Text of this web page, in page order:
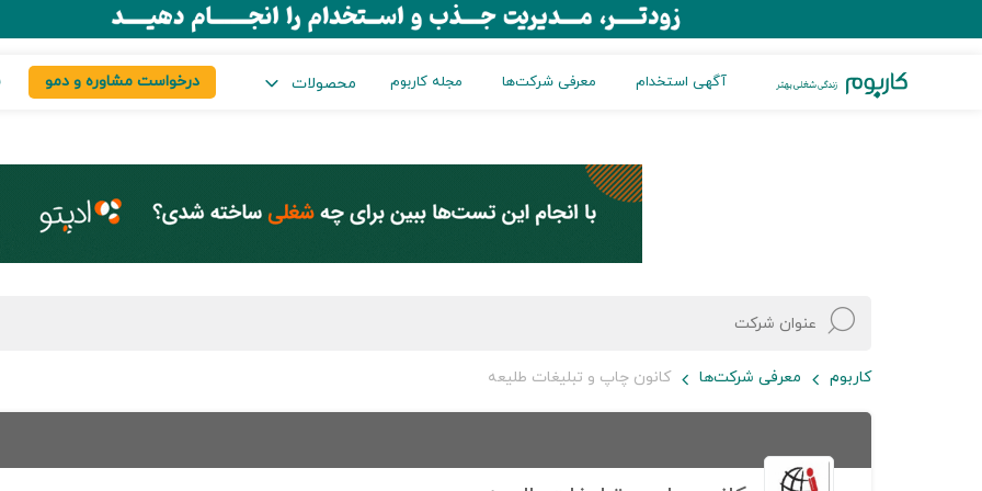
آگهی استخدام معرفی شرکت‌ها مجله کاربوم محصولات درخواست مشاوره و دمو
کاربوم معرفی شرکت‌ها کانون چاپ و تبلیغات طلیعه